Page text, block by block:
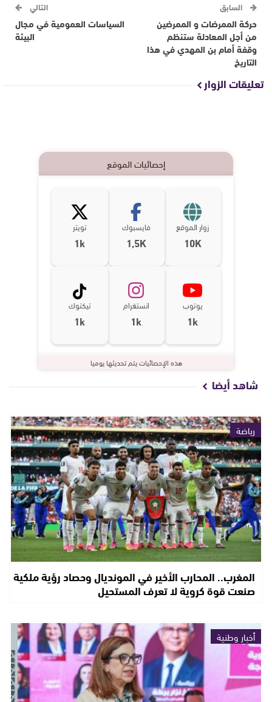
السابق
حركة الممرضات و الممرضين
من أجل المعادلة ستنظم
وقفة أمام بن المهدي في هذا
التاريخ
التالي
السياسات العمومية في مجال
البيئة
تعليقات الزوار
إحصائيات الموقع
زوار الموقع
10K
فايسبوك
1,5K
تويتر
1k
يوتوب
1k
انستغرام
1k
تيكتوك
1k
هذه الإحصائيات يتم تحديثها يوميا
شاهد أيضا
رياضة
المغرب.. المحارب الأخير في المونديال وحصاد رؤية ملكية
صنعت قوة كروية لا تعرف المستحيل
أخبار وطنية